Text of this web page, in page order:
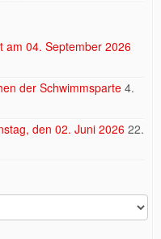
am 04. September 2026
der Schwimmsparte 4.
den 02. Juni 2026 22.